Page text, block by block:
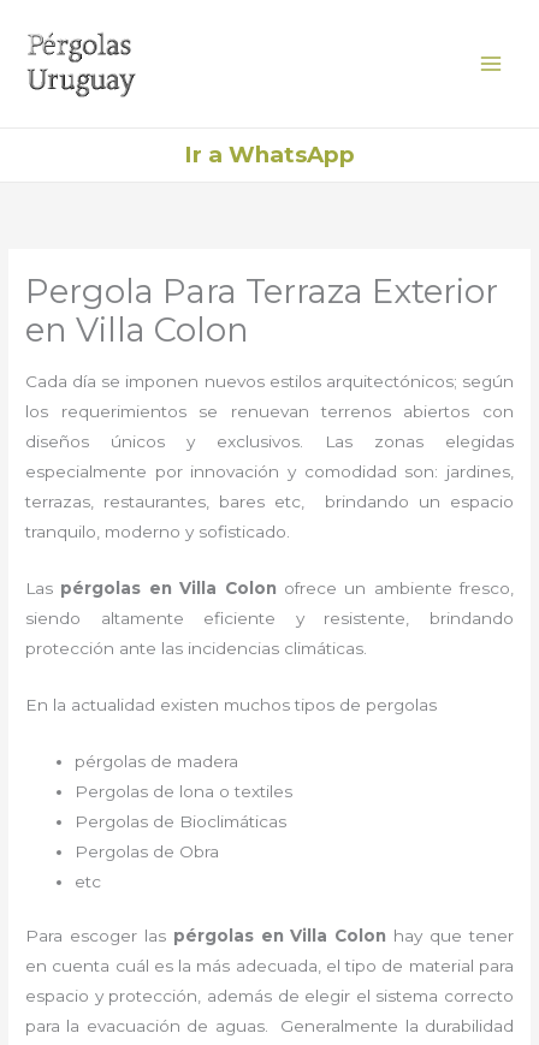
contenido
Ir a WhatsApp
Pergola Para Terraza Exterior
en Villa Colon
Cada día se imponen nuevos estilos arquitectónicos; según
los requerimientos se renuevan terrenos abiertos con
diseños únicos y exclusivos. Las zonas elegidas
especialmente por innovación y comodidad son: jardines,
terrazas, restaurantes, bares etc, brindando un espacio
tranquilo, moderno y sofisticado.
Las pérgolas en Villa Colon ofrece un ambiente fresco,
siendo altamente eficiente y resistente, brindando
protección ante las incidencias climáticas.
En la actualidad existen muchos tipos de pergolas
pérgolas de madera
Pergolas de lona o textiles
Pergolas de Bioclimáticas
Pergolas de Obra
etc
Para escoger las pérgolasen Villa Colon hay que tener
en cuenta cuál es la más adecuada, el tipo de material para
espacio y protección, además de elegir el sistema correcto
para la evacuación de aguas. Generalmente la durabilidad